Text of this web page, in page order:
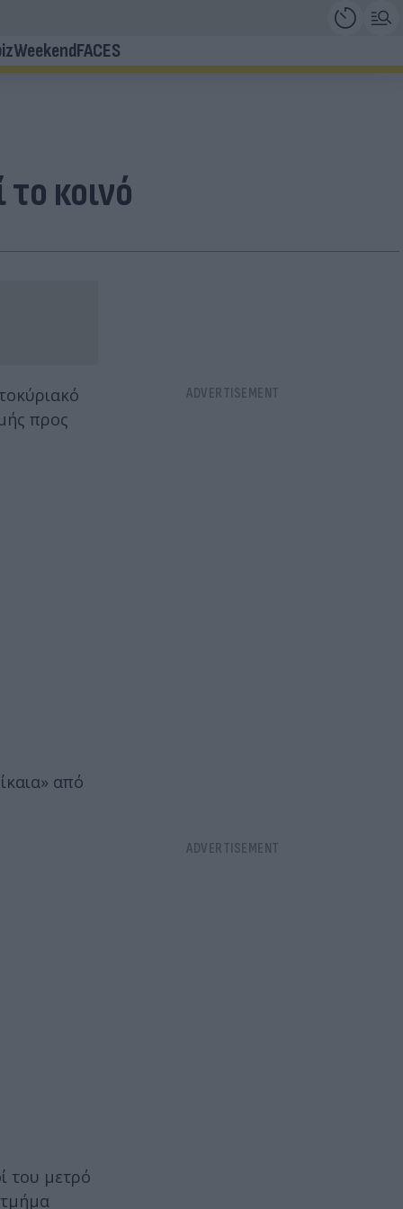
WeekendFACES
κοινό
προς
από
του μετρό